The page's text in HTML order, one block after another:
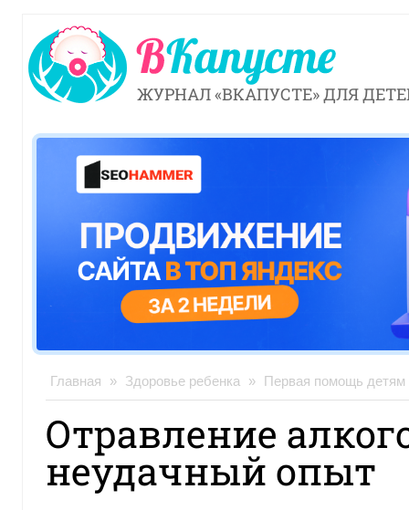
ЖУРНАЛ «ВКАПУСТЕ» ДЛЯ
Главная » Здоровье ребенка » Первая помощь детям
Отравление
неудачный опыт